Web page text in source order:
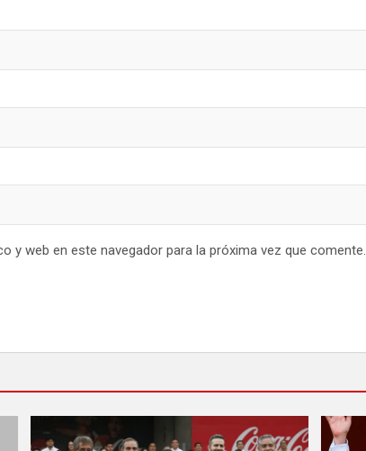
y web en este navegador para la próxima vez que comente.